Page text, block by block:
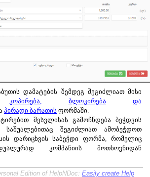
დამატების შემდეგ შეგიძლიათ მისი
კოპირება, ბლოკირება და
პირადი ბარათის ფორმაში.
შესვლისას გამოჩნდება ბეჭდვის
შეგიძლიათ ამობეჭდოთ
დარიცხვის საბეჭდი ფორმა, რომელიც
კომპანიის მოთხოვნიდან
Edition of HelpNDoc: Easily create Help